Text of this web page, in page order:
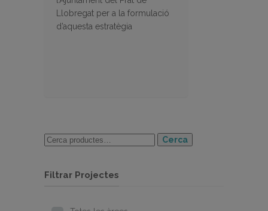
Llobregat per a la formulació
d’aquesta estratègia
Cerca
Filtrar Projectes